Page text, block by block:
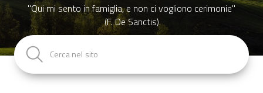
"Qui mi sento in famiglia, e non ci vogliono cerimonie"
(F. De Sanctis)